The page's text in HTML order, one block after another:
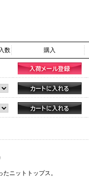
数 購入
ニットトップス。